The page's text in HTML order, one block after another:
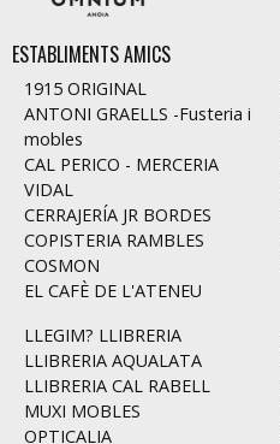
ESTABLIMENTS AMICS
1915 ORIGINAL
ANTONI GRAELLS -Fusteria i
mobles
CAL PERICO - MERCERIA
VIDAL
CERRAJERÍA JR BORDES
COPISTERIA RAMBLES
COSMON
EL CAFÈ DE L'ATENEU
LLEGIM? LLIBRERIA
LLIBRERIA AQUALATA
LLIBRERIA CAL RABELL
MUXI MOBLES
OPTICALIA